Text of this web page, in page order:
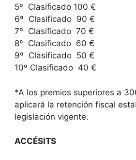
5º Clasificado 100 €
6º Clasificado 90 €
7º Clasificado 70 €
8º Clasificado 60 €
9º Clasificado 50 €
10º Clasificado 40 €
*A los premios superiores a
aplicará la retención fiscal
legislación vigente.
ACCÉSITS